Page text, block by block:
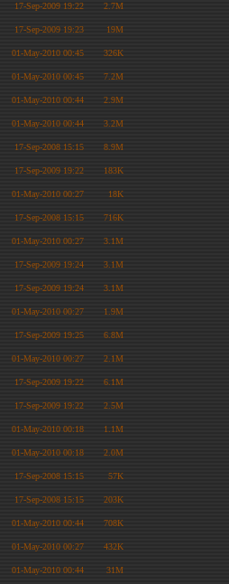
17-Sep-2009 19:22 2.7M
17-Sep-2009 19:23 19M
01-May-2010 00:45 326K
01-May-2010 00:45 7.2M
01-May-2010 00:44 2.9M
01-May-2010 00:44 3.2M
17-Sep-2008 15:15 8.9M
17-Sep-2009 19:22 183K
01-May-2010 00:27 18K
17-Sep-2008 15:15 716K
01-May-2010 00:27 3.1M
17-Sep-2009 19:24 3.1M
17-Sep-2009 19:24 3.1M
01-May-2010 00:27 1.9M
17-Sep-2009 19:25 6.8M
01-May-2010 00:27 2.1M
17-Sep-2009 19:22 6.1M
17-Sep-2009 19:22 2.5M
01-May-2010 00:18 1.1M
01-May-2010 00:18 2.0M
17-Sep-2008 15:15 57K
17-Sep-2008 15:15 203K
01-May-2010 00:44 708K
01-May-2010 00:27 432K
01-May-2010 00:44 31M